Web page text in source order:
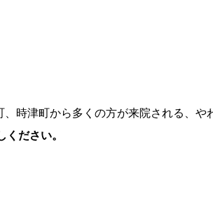
時津町から多くの方が来院される、や
ださい。